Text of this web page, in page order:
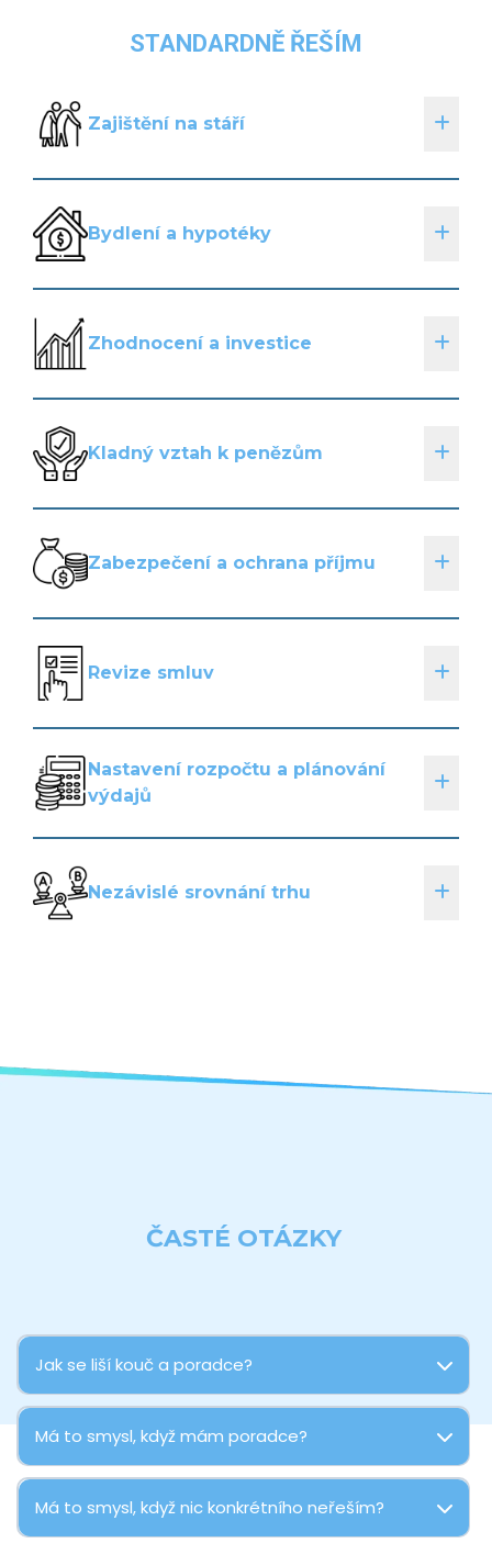
STANDARDNĚ ŘEŠÍM
Zajištění na stáří
Bydlení a hypotéky
Zhodnocení a investice
Kladný vztah k penězům
Zabezpečení a ochrana příjmu
Revize smluv
Nastavení rozpočtu a plánování
výdajů
Nezávislé srovnání trhu
ČASTÉ OTÁZKY
Jak se liší kouč a poradce?
Má to smysl, když mám poradce?
Má to smysl, když nic konkrétního neřeším?